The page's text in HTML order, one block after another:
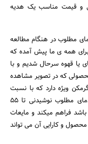
و قیمت مناسب یک هدیه
مطلوب در هنگام مطالعه
همه ی ما پیش آمده که
یا قهوه سرحال شدیم و با
که در تصویر مشاهده
16 وات یک صفحه گرمکن ویژه دارد که با نسبت
تبدیل بهینه انرژی الکتریکی به انرژی حرارتی، دمای مطلوب نوشیدنی تا 55
فراهم میکند و مایعات
محصول و کارایی آن می تواند